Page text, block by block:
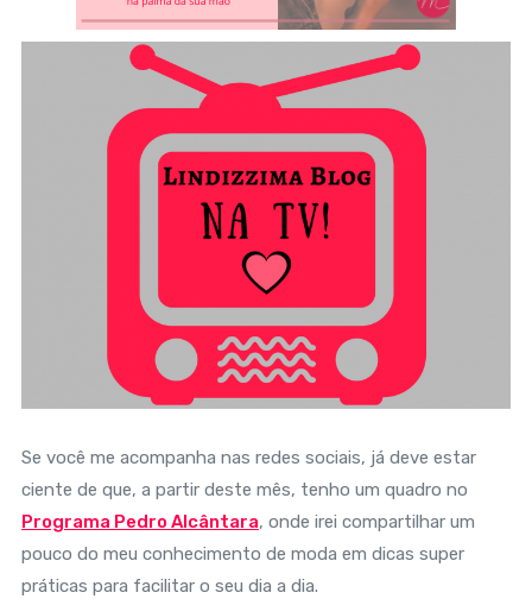
Se você me acompanha nas redes sociais, já deve estar
ciente de que, a partir deste mês, tenho um quadro no
Programa Pedro Alcântara, onde irei compartilhar um
pouco do meu conhecimento de moda em dicas super
práticas para facilitar o seu dia a dia.